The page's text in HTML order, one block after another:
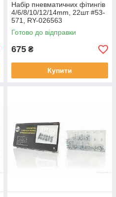
Набір пневматичних фітингів
4/6/8/10/12/14mm, 22шт #53-
571, RY-026563
Готово до відправки
675 ₴
Купити